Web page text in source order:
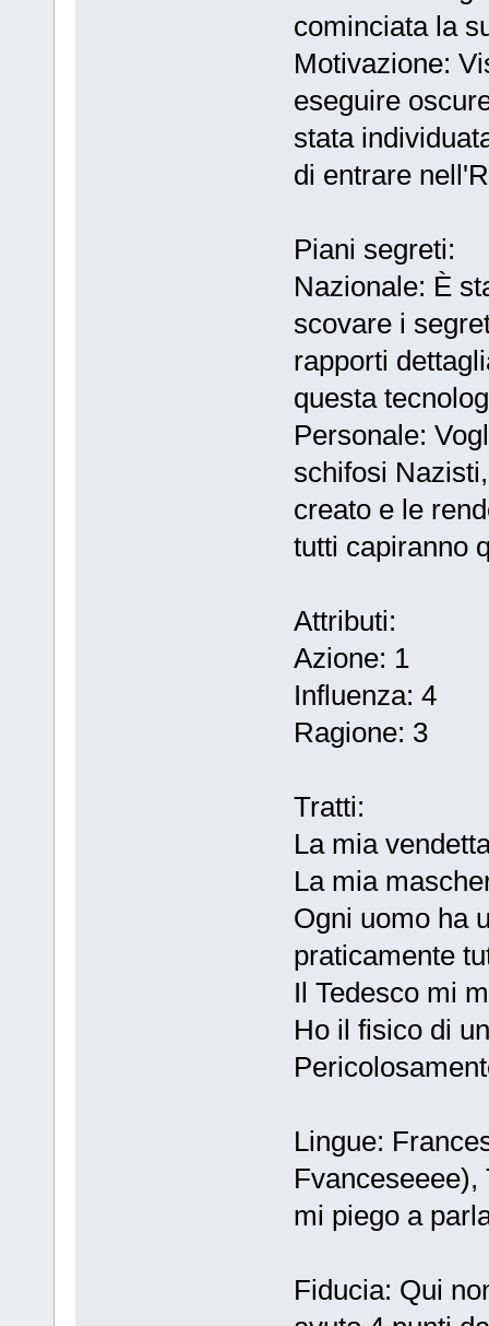
cominciata la
Motivazione:
eseguire
stata
di entrare
Piani segreti:
Nazionale: È
scovare i
rapporti
questa
Personale:
schifosi
creato e le
tutti capiranno
Attributi:
Azione: 1
Influenza: 4
Ragione: 3
Tratti:
La mia
La mia
Ogni uomo ha
praticamente
Il Tedesco mi
Ho il fisico di
Lingue:
Fvanceseeee),
mi piego a
Fiducia: Qui